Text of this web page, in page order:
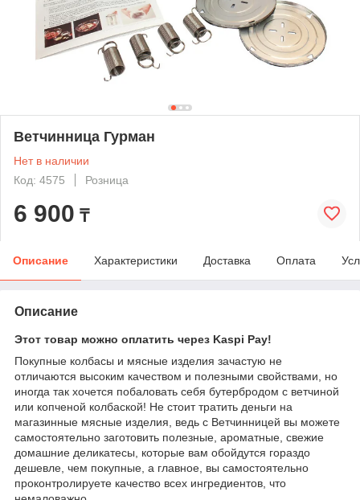
Ветчинница Гурман
Нет в наличии
Код: 4575
Розница
6 900 ₸
Описание Характеристики Доставка Оплата
Описание
Этот товар можно оплатить через Kaspi Pay!
Покупные колбасы и мясные изделия зачастую не
отличаются высоким качеством и полезными свойствами, но
иногда так хочется побаловать себя бутербродом с ветчиной
или копченой колбаской! Не стоит тратить деньги на
магазинные мясные изделия, ведь с Ветчинницей вы можете
самостоятельно заготовить полезные, ароматные, свежие
домашние деликатесы, которые вам обойдутся гораздо
дешевле, чем покупные, а главное, вы самостоятельно
проконтролируете качество всех ингредиентов, что